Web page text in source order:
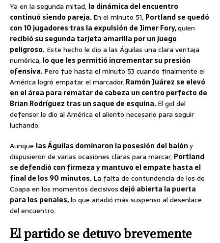
Ya en la segunda mitad, la dinámica del encuentro
continuó siendo pareja.En el minuto 51, Portland se quedó
con 10 jugadores tras la expulsión de Jimer Fory,quien
recibió su segunda tarjeta amarilla por un juego
peligroso. Este hecho le dio a las Águilas una clara ventaja
numérica, lo que les permitió incrementar su presión
ofensiva.Pero fue hasta el minuto 53 cuando finalmente el
América logró empatar el marcador. Ramón Juárez se elevó
en el área para rematar de cabeza un centro perfecto de
Brian Rodríguez tras un saque de esquina.El gol del
defensor le dio al América el aliento necesario para seguir
luchando.
Aunque las Águilas dominaron la posesión del balóny
dispusieron de varias ocasiones claras para marcar, Portland
se defendió con firmeza y mantuvo el empate hasta el
final de los 90 minutos.La falta de contundencia de los de
Coapa en los momentos decisivos dejó abierta la puerta
para los penales,lo que añadió más suspenso al desenlace
del encuentro.
El partido se detuvo brevemente